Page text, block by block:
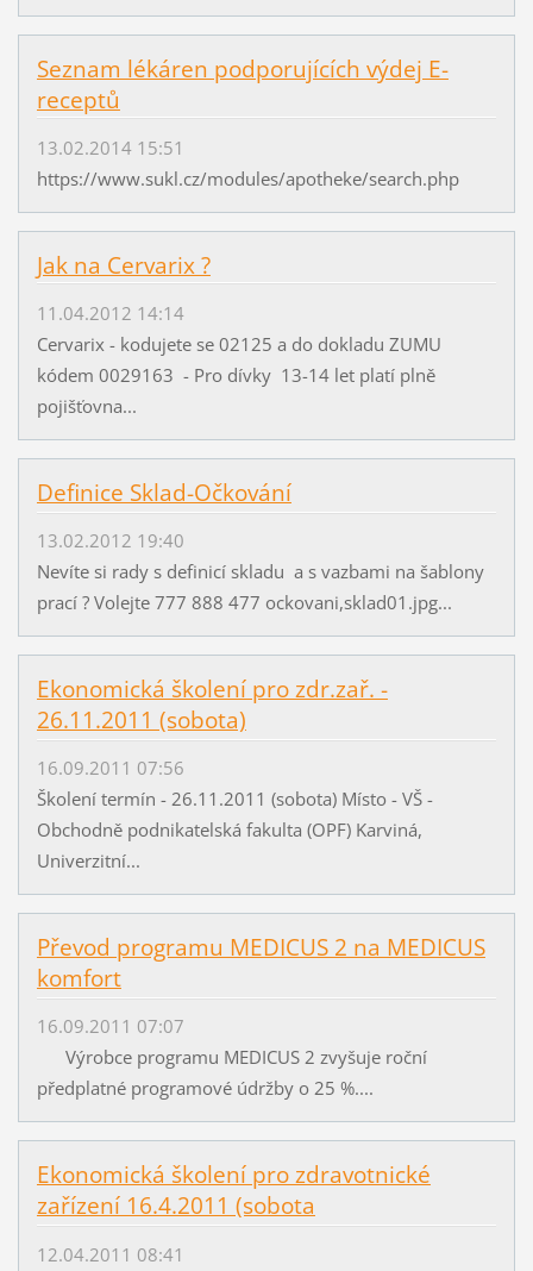
Seznam lékáren podporujících výdej E-
receptů
13.02.2014 15:51
https://www.sukl.cz/modules/apotheke/search.php
Jak na Cervarix ?
11.04.2012 14:14
Cervarix - kodujete se 02125 a do dokladu ZUMU
kódem 0029163 - Pro dívky 13-14 let platí plně
pojišťovna...
Definice Sklad-Očkování
13.02.2012 19:40
Nevíte si rady s definicí skladu a s vazbami na šablony
prací ? Volejte 777 888 477 ockovani,sklad01.jpg...
Ekonomická školení pro zdr.zař. -
26.11.2011 (sobota)
16.09.2011 07:56
Školení termín - 26.11.2011 (sobota) Místo - VŠ -
Obchodně podnikatelská fakulta (OPF) Karviná,
Univerzitní...
Převod programu MEDICUS 2 na MEDICUS
komfort
16.09.2011 07:07
Výrobce programu MEDICUS 2 zvyšuje roční
předplatné programové údržby o 25 %....
Ekonomická školení pro zdravotnické
zařízení 16.4.2011 (sobota
12.04.2011 08:41